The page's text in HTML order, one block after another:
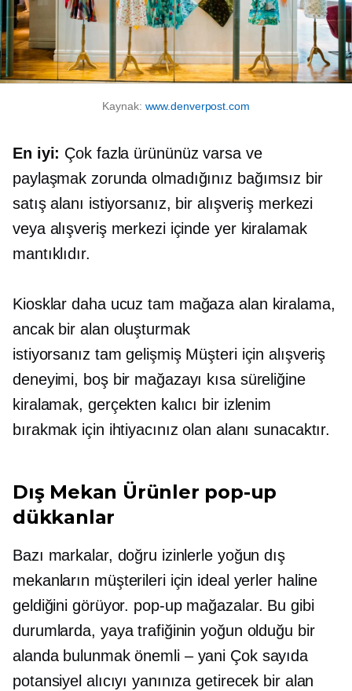
Kaynak: www.denverpost.com
En iyi: Çok fazla ürününüz varsa ve
paylaşmak zorunda olmadığınız bağımsız bir
satış alanı istiyorsanız, bir alışveriş merkezi
veya alışveriş merkezi içinde yer kiralamak
mantıklıdır.
Kiosklar daha ucuztam mağaza alan kiralama,
ancak bir alan oluşturmak
istiyorsanız tam gelişmişMüşteri için alışveriş
deneyimi, boş bir mağazayı kısa süreliğine
kiralamak, gerçekten kalıcı bir izlenim
bırakmak için ihtiyacınız olan alanı sunacaktır.
Dış Mekan Ürünler pop-up
dükkanlar
Bazı markalar, doğru izinlerle yoğun dış
mekanların müşterileri için ideal yerler haline
geldiğini görüyor. pop-upmağazalar. Bu gibi
durumlarda, yaya trafiğinin yoğun olduğu bir
alanda bulunmakönemli – yani Çok sayıda
potansiyel alıcıyı yanınıza getirecek bir alan